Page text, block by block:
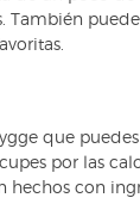
También
que
por las
hechos con